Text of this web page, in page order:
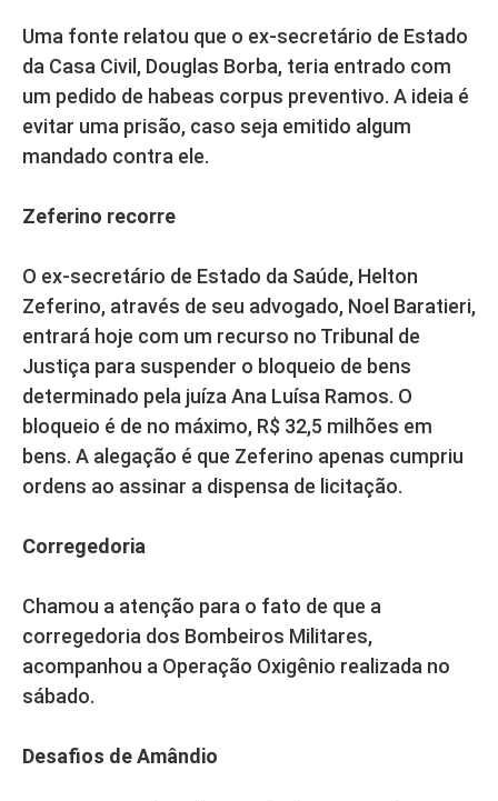
Uma fonte relatou que o ex-secretário de Estado
da Casa Civil, Douglas Borba, teria entrado com
um pedido de habeas corpus preventivo. A ideia é
evitar uma prisão, caso seja emitido algum
mandado contra ele.
Zeferino recorre
O ex-secretário de Estado da Saúde, Helton
Zeferino, através de seu advogado, Noel Baratieri,
entrará hoje com um recurso no Tribunal de
Justiça para suspender o bloqueio de bens
determinado pela juíza Ana Luísa Ramos. O
bloqueio é de no máximo, R$ 32,5 milhões em
bens. A alegação é que Zeferino apenas cumpriu
ordens ao assinar a dispensa de licitação.
Corregedoria
Chamou a atenção para o fato de que a
corregedoria dos Bombeiros Militares,
acompanhou a Operação Oxigênio realizada no
sábado.
Desafios de Amândio